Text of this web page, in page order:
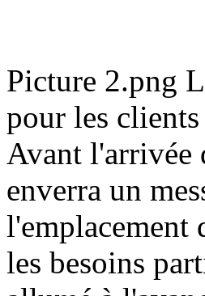
Picture 2.png
pour les clients
Avant l'arrivée
enverra un
l'emplacement
les besoins